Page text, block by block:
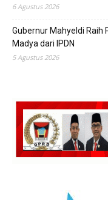
6 Agustus 2026
Gubernur Mahyeldi Raih
Madya dari IPDN
5 Agustus 2026